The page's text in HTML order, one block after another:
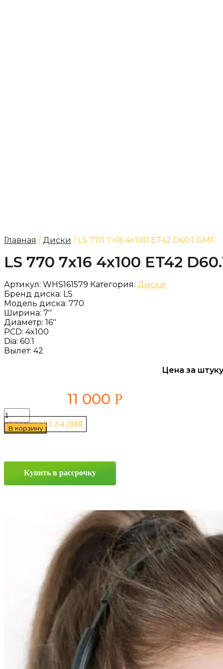
Главная /Диски / LS 770 7×16 4×100 ET42 D60.1 GMF
LS 770 7x16 4x100 ET42
Артикул: WHS161579 Категория: Диски
Бренд диска: LS
Модель диска: 770
Ширина: 7''
Диаметр: 16''
PCD: 4x100
Dia: 60.1
Вылет: 42
Цена за
11 000 Р
ПОД ЗАКАЗ 2-4 ДНЯ
Количество
товара
LS
ET42
GMF
В корзину
Купить в рассрочку